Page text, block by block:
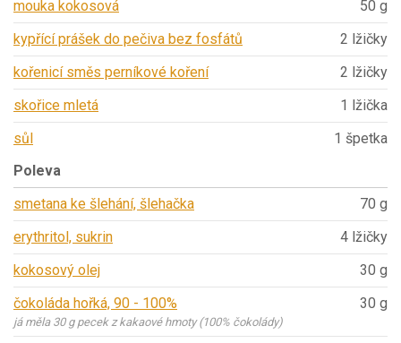
mouka kokosová
50 g
kypřící prášek do pečiva bez fosfátů
2 lžičky
kořenicí směs perníkové koření
2 lžičky
skořice mletá
1 lžička
sůl
1 špetka
Poleva
smetana ke šlehání, šlehačka
70 g
erythritol, sukrin
4 lžičky
kokosový olej
30 g
čokoláda hořká, 90 - 100%
já měla 30 g pecek z kakaové hmoty (100% čokolády)
30 g